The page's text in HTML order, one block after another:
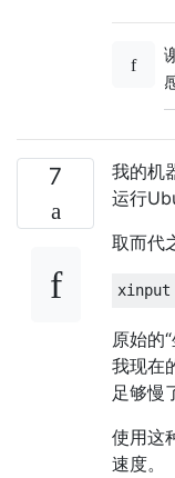
7
我的机
运行
取而代
原始的
我现在
足够慢
使用这
速度。